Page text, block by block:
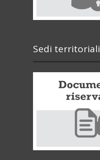
Sedi territoriali